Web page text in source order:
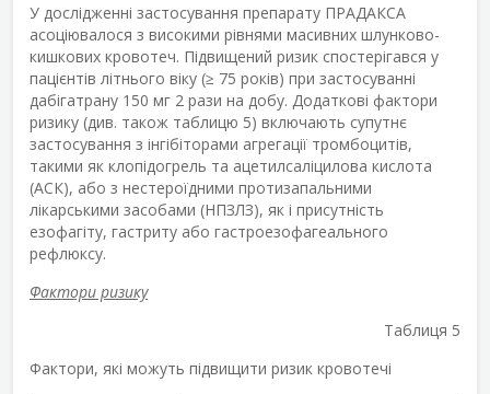
У дослідженні застосування препарату ПРАДАКСА
асоціювалося з високими рівнями масивних шлунково-
кишкових кровотеч. Підвищений ризик спостерігався у
пацієнтів літнього віку (≥ 75 років) при застосуванні
дабігатрану 150 мг 2 рази на добу. Додаткові фактори
ризику (див. також таблицю 5) включають супутнє
застосування з інгібіторами агрегації тромбоцитів,
такими як клопідогрель та ацетилсаліцилова кислота
(АСК), або з нестероїдними протизапальними
лікарськими засобами (НПЗЛЗ), як і присутність
езофагіту, гастриту або гастроезофагеального
рефлюксу.
Фактори ризику
Таблиця 5
Фактори, які можуть підвищити ризик кровотечі